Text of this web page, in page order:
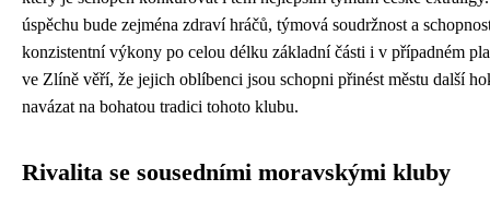
úspěchu bude zejména zdraví hráčů, týmová soudržnost a
konzistentní výkony po celou délku základní části i v případném
ve Zlíně věří, že jejich oblíbenci jsou schopni přinést městu další
navázat na bohatou tradici tohoto klubu.
Rivalita se sousedními moravskými kluby